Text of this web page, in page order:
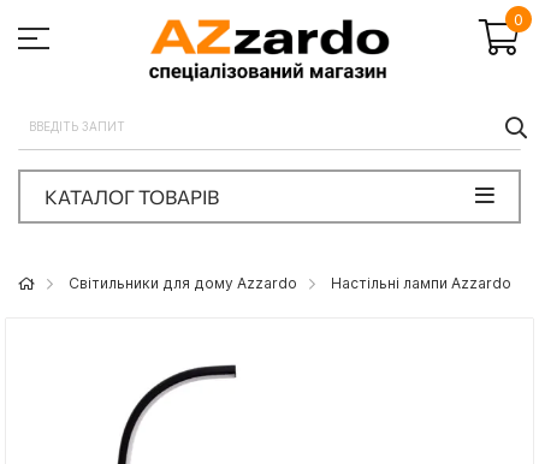
0
КАТАЛОГ ТОВАРІВ
Світильники для дому Azzardo Настільні лампи Azzardo